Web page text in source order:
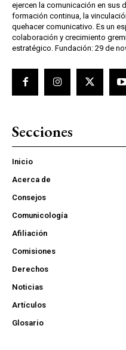
ejercen la comunicación en sus
formación continua, la
quehacer comunicativo. Es un
colaboración y crecimiento
estratégico. Fundación: 29 de
Secciones
Inicio
Acerca de
Consejos
Comunicología
Afiliación
Comisiones
Derechos
Noticias
Artículos
Glosario